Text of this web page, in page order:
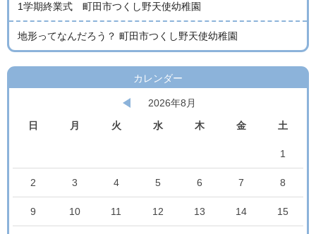
1学期終業式 町田市つくし野天使幼稚園
地形ってなんだろう？ 町田市つくし野天使幼稚園
カレンダー
2026年8月
日
月 火 水 木 金 土
1
2 3 4 5 6 7 8
9 10 11 12 13 14 15